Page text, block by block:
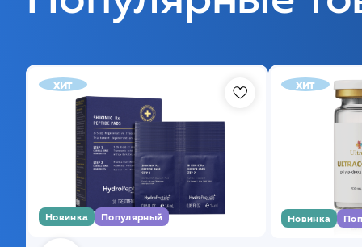
хит
Новинка Популярный
хит
Новинка